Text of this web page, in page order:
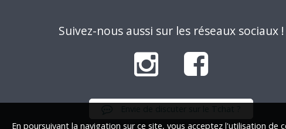
Suivez-nous aussi sur les réseaux sociaux !
En poursuivant la navigation sur ce site, vous acceptez l'utilisation de